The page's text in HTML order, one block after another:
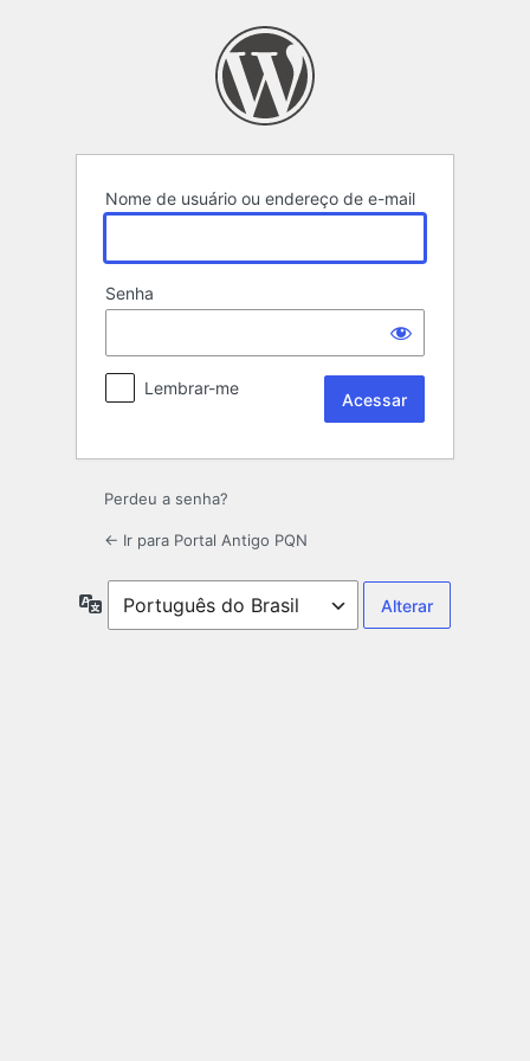
Nome de usuário ou endereço de e-mail
Senha
Lembrar-me
Perdeu a senha?
← Ir para Portal Antigo PQN
Idioma